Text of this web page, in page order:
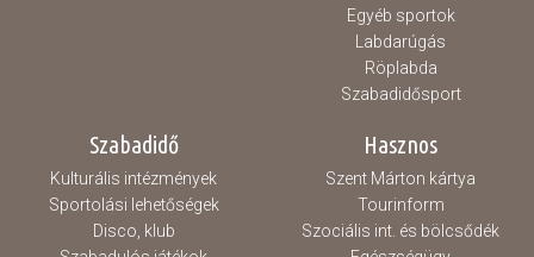
Egyéb sportok
Labdarúgás
Röplabda
Szabadidősport
Szabadidő
Kulturális intézmények
Sportolási lehetőségek
Disco, klub
Hasznos
Szent Márton kártya
Tourinform
Szociális int. és bölcsődék